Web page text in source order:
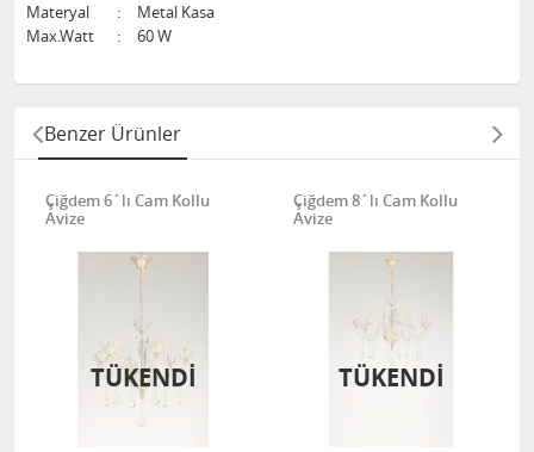
Materyal
:
Metal Kasa
Max.Watt
: 60 W
Benzer Ürünler
Çiğdem 6´lı Cam Kollu
Avize
TÜKENDİ
Çiğdem 8´lı Cam Kollu
Avize
TÜKENDİ